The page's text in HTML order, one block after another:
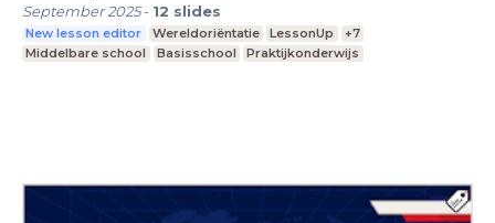
September 2025- 12 slides
New lesson editor Wereldoriëntatie LessonUp
+7
Middelbare school
Basisschool Praktijkonderwijs